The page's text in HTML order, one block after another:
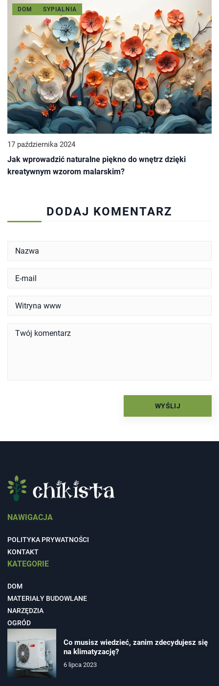
DOM SYPIALNIA
17 października 2024
Jak wprowadzić naturalne piękno do wnętrz dzięki
kreatywnym wzorom malarskim?
DODAJ KOMENTARZ
NAWIGACJA
POLITYKA PRYWATNOŚCI
KONTAKT
KATEGORIE
DOM
MATERIAŁY BUDOWLANE
NARZĘDZIA
OGRÓD
Co musisz wiedzieć, zanim zdecydujesz się
na klimatyzację?
6 lipca 2023